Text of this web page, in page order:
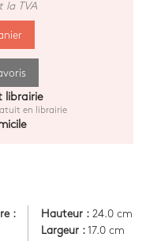
la TVA
librairie
en librairie
:
Hauteur :24.0 cm
Largeur :17.0 cm